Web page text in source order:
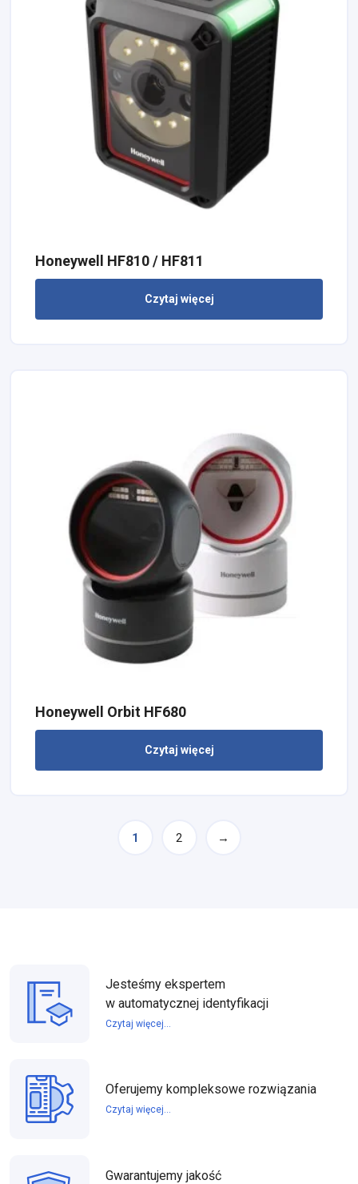
Honeywell HF810 / HF811
Czytaj więcej
Honeywell Orbit HF680
Czytaj więcej
1 2 →
Jesteśmy ekspertem
w automatycznej identyfikacji
Czytaj więcej...
Oferujemy kompleksowe rozwiązania
Czytaj więcej...
Gwarantujemy jakość